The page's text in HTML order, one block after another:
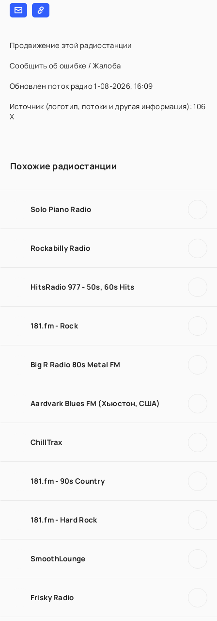
Продвижение этой радиостанции
Сообщить об ошибке / Жалоба
Обновлен поток радио 1-08-2026, 16:09
Источник (логотип, потоки и другая информация): 106
X
Похожие радиостанции
Solo Piano Radio
Rockabilly Radio
HitsRadio 977 - 50s, 60s Hits
181.fm - Rock
Big R Radio 80s Metal FM
Aardvark Blues FM (Хьюстон, США)
ChillTrax
181.fm - 90s Country
181.fm - Hard Rock
SmoothLounge
Frisky Radio